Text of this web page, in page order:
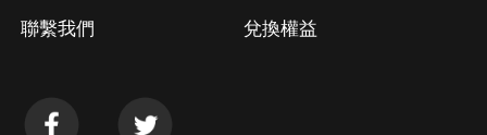
聯繫我們 兌換權益